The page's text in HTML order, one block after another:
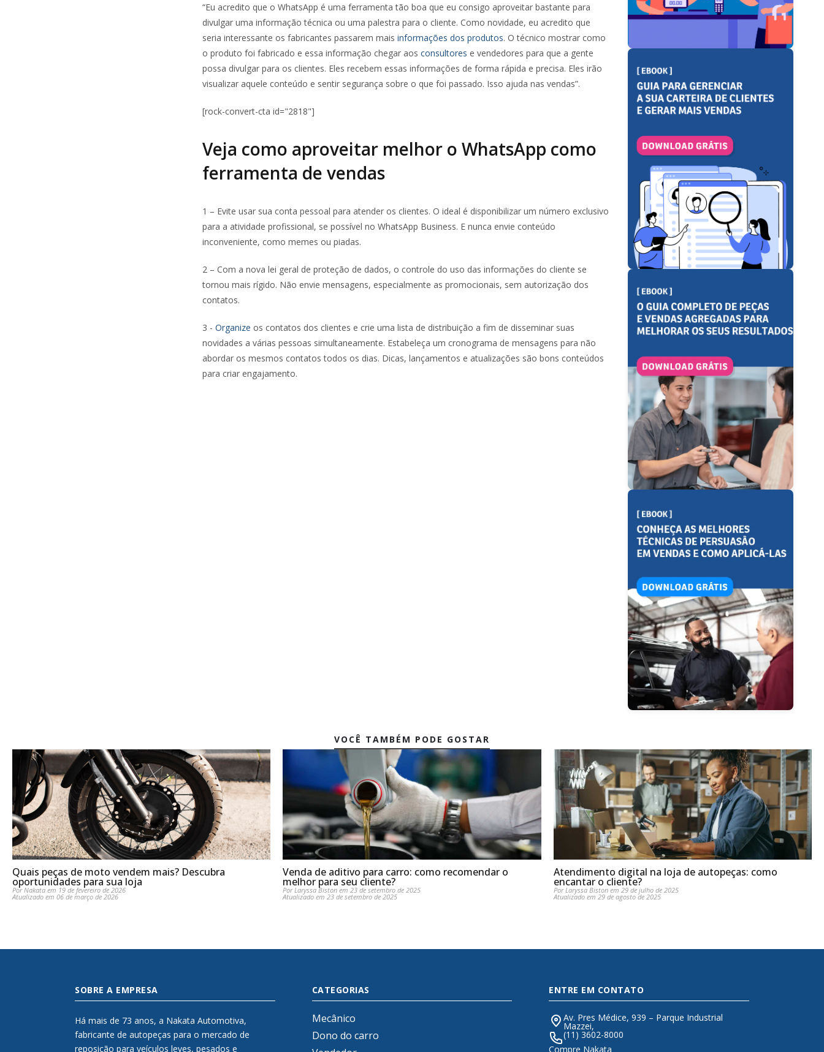
“Eu acredito que o WhatsApp é uma ferramenta tão boa que eu consigo aproveitar bastante para
divulgar uma informação técnica ou uma palestra para o cliente. Como novidade, eu acredito que
seria interessante os fabricantes passarem mais informações dos produtos. O técnico mostrar como
o produto foi fabricado e essa informação chegar aos consultores e vendedores para que a gente
possa divulgar para os clientes. Eles recebem essas informações de forma rápida e precisa. Eles irão
visualizar aquele conteúdo e sentir segurança sobre o que foi passado. Isso ajuda nas vendas”.
[rock-convert-cta id="2818"]
Veja como aproveitar melhor o WhatsApp como
ferramenta de vendas
1 – Evite usar sua conta pessoal para atender os clientes. O ideal é disponibilizar um número exclusivo
para a atividade profissional, se possível no WhatsApp Business. E nunca envie conteúdo
inconveniente, como memes ou piadas.
2 – Com a nova lei geral de proteção de dados, o controle do uso das informações do cliente se
tornou mais rígido. Não envie mensagens, especialmente as promocionais, sem autorização dos
contatos.
3 - Organize os contatos dos clientes e crie uma lista de distribuição a fim de disseminar suas
novidades a várias pessoas simultaneamente. Estabeleça um cronograma de mensagens para não
abordar os mesmos contatos todos os dias. Dicas, lançamentos e atualizações são bons conteúdos
para criar engajamento.
VOCÊ TAMBÉM PODE GOSTAR
Quais peças de moto vendem mais? Descubra
oportunidades para sua loja
Por Nakata em 19 de fevereiro de 2026
Atualizado em 06 de março de 2026
Venda de aditivo para carro: como recomendar o
melhor para seu cliente?
Por Laryssa Biston em 23 de setembro de 2025
Atualizado em 23 de setembro de 2025
Atendimento digital na loja de autopeças: como
encantar o cliente?
Por Laryssa Biston em 29 de julho de 2025
Atualizado em 29 de agosto de 2025
SOBRE A EMPRESA
Há mais de 73 anos, a Nakata Automotiva,
fabricante de autopeças para o mercado de
reposição para veículos leves, pesados e
CATEGORIAS
Mecânico
Dono do carro
ENTRE EM CONTATO
Av. Pres Médice, 939 – Parque Industrial
Mazzei,
(11) 3602-8000
Compre Nakata